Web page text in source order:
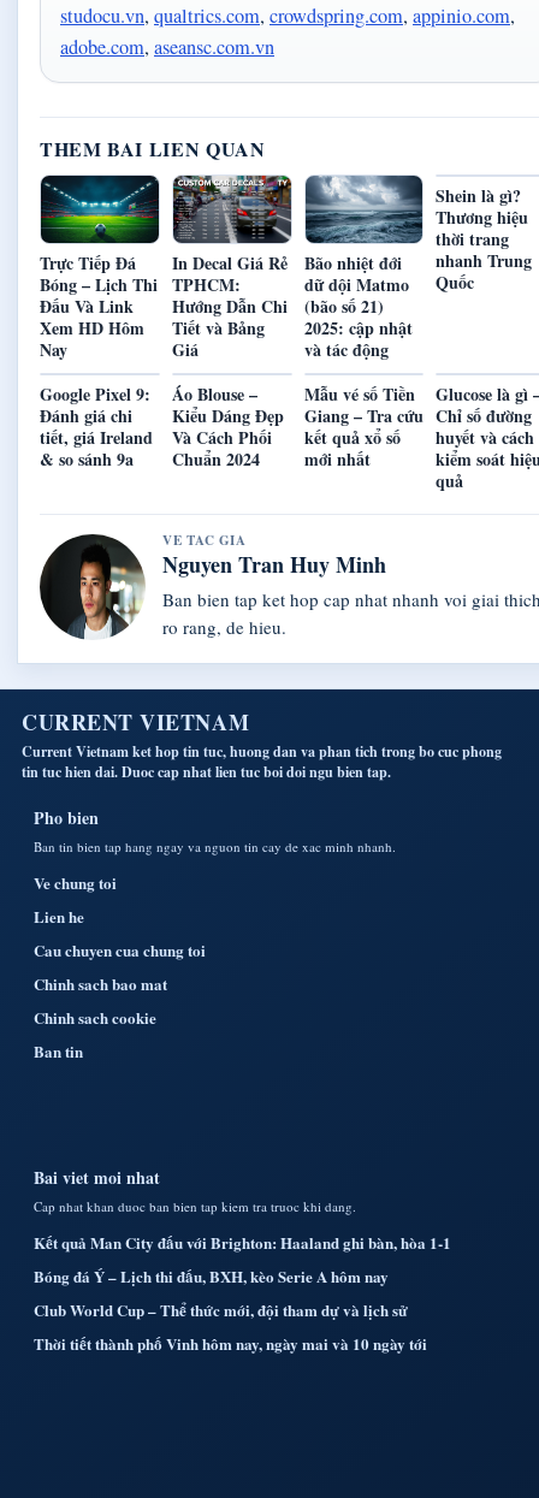
studocu.vn, qualtrics.com, crowdspring.com, appinio.com,
adobe.com, aseansc.com.vn
THEM BAI LIEN QUAN
Trực Tiếp Đá
Bóng – Lịch Thi
Đấu Và Link
Xem HD Hôm
Nay
In Decal Giá Rẻ
TPHCM:
Hướng Dẫn Chi
Tiết và Bảng
Giá
Bão nhiệt đới
dữ dội Matmo
(bão số 21)
2025: cập nhật
và tác động
Shein là gì?
Thương hiệu
thời trang
nhanh Trung
Quốc
Google Pixel 9:
Đánh giá chi
tiết, giá Ireland
& so sánh 9a
Áo Blouse –
Kiểu Dáng Đẹp
Và Cách Phối
Chuẩn 2024
Mẫu vé số Tiền
Giang – Tra cứu
kết quả xổ số
mới nhất
Glucose là gì
Chỉ số đường
huyết và cách
kiểm soát
quả
VE TAC GIA
Nguyen Tran Huy Minh
Ban bien tap ket hop cap nhat nhanh voi giai
ro rang, de hieu.
CURRENT VIETNAM
Current Vietnam ket hop tin tuc, huong dan va phan tich trong bo cuc phong
tin tuc hien dai. Duoc cap nhat lien tuc boi doi ngu bien tap.
Pho bien
Ban tin bien tap hang ngay va nguon tin cay de xac minh nhanh.
Ve chung toi
Lien he
Cau chuyen cua chung toi
Chinh sach bao mat
Chinh sach cookie
Ban tin
Bai viet moi nhat
Cap nhat khan duoc ban bien tap kiem tra truoc khi dang.
Kết quả Man City đấu với Brighton: Haaland ghi bàn, hòa 1-1
Bóng đá Ý – Lịch thi đấu, BXH, kèo Serie A hôm nay
Club World Cup – Thể thức mới, đội tham dự và lịch sử
Thời tiết thành phố Vinh hôm nay, ngày mai và 10 ngày tới